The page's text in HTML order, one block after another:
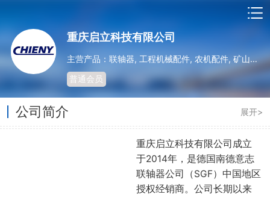
重庆启立科技有限公司
主营产品：联轴器, 工程机械配件, 农机配件, 矿山机械配件
普通会员
公司简介 展开>
重庆启立科技有限公司成立
于2014年，是德国南德意志
联轴器公司（SGF）中国地区
授权经销商。公司长期以来